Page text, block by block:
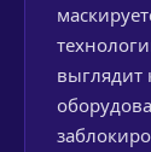
выглядит